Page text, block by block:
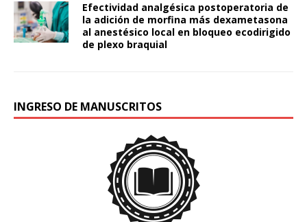
Efectividad analgésica postoperatoria de
la adición de morfina más dexametasona
al anestésico local en bloqueo ecodirigido
de plexo braquial
INGRESO DE MANUSCRITOS